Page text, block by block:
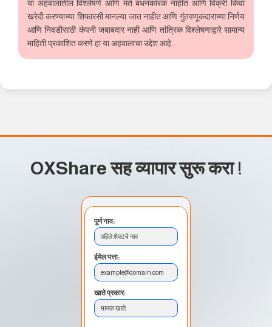
या अहवालातील विश्लेषणे आणि मते बंधनकारक नाहीत आणि विक्री किंवा
खरेदी करण्याच्या शिफारसी मानल्या जात नाहीत आणि गुंतवणूकदाराच्या निर्णय
आणि निवडीसाठी कंपनी जबाबदार नाही आणि तांत्रिक विश्लेषणाद्वारे सामान्य
माहिती प्रकाशित करणे हा या अहवालाचा उद्देश आहे. .
OXShare सह व्यापार सुरू करा!
पूर्ण नाव:
पहिले शेवटचे नाव
ईमेल पत्ता:
example@domain.com
खाते प्रकार:
मानक खाते